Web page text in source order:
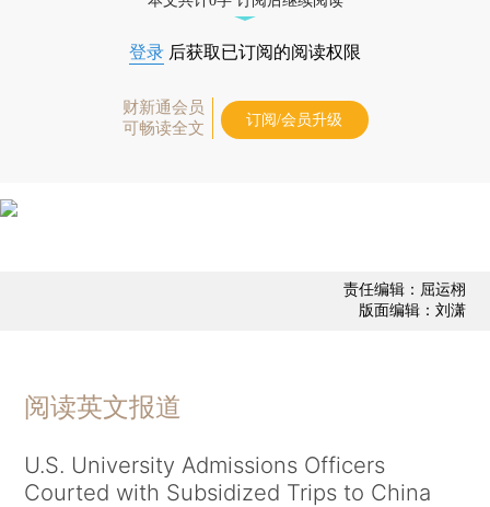
登录 后获取已订阅的阅读权限
财新通会员
可畅读全文
订阅/会员升级
责任编辑：屈运栩
版面编辑：刘潇
阅读英文报道
U.S. University Admissions Officers
Courted with Subsidized Trips to China